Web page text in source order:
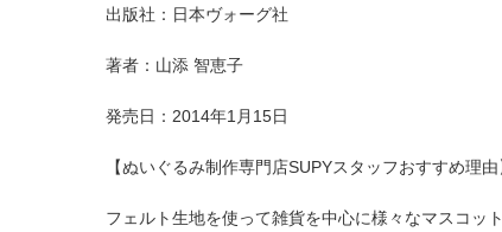
出版社：日本ヴォーグ社
著者：山添 智恵子
発売日：2014年1月15日
【ぬいぐるみ制作専門店SUPYスタッフおすすめ理由
フェルト生地を使って雑貨を中心に様々なマスコッ